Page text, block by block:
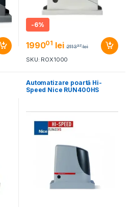
-6%
199001 lei 211337 lei
SKU: ROX1000
Automatizare poartă Hi-
Speed Nice RUN400HS